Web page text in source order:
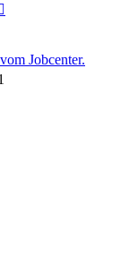
Jobcenter.